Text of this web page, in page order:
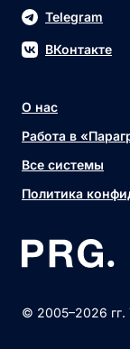
Telegram
ВКонтакте
О нас
Работа в
Все системы
Политика
© 2005–2026